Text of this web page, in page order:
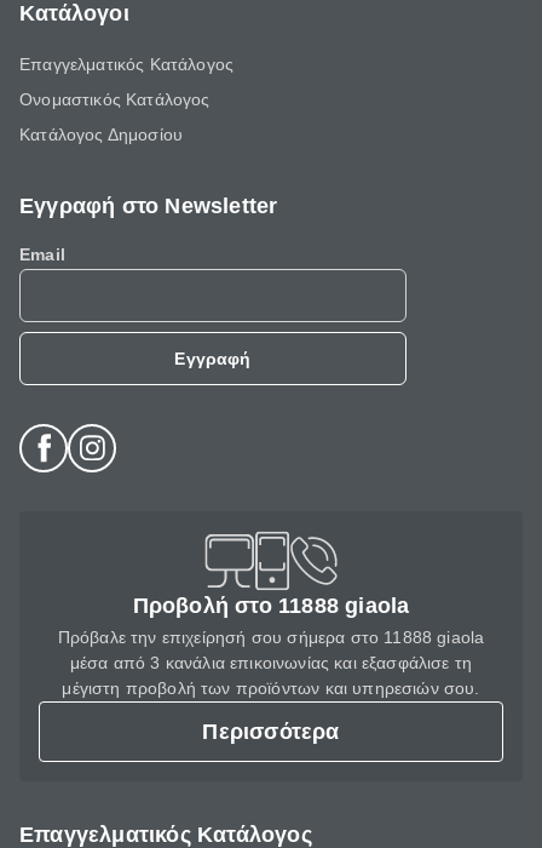
Κατάλογοι
Επαγγελματικός Κατάλογος
Ονομαστικός Κατάλογος
Κατάλογος Δημοσίου
Εγγραφή στο Newsletter
Email
Εγγραφή
Προβολή στο 11888 giaola
Πρόβαλε την επιχείρησή σου σήμερα στο 11888 giaola
μέσα από 3 κανάλια επικοινωνίας και εξασφάλισε τη
μέγιστη προβολή των προϊόντων και υπηρεσιών σου.
Περισσότερα
Επαγγελματικός Κατάλογος